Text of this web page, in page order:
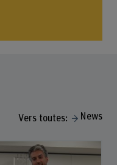
Vers toutes: News